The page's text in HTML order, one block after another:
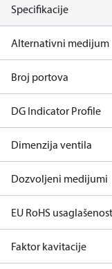
Specifikacije
Alternativni medijum
Broj portova
DG Indicator Profile
Dimenzija ventila
Dozvoljeni medijumi
EU RoHS usaglašenost
Faktor kavitacije